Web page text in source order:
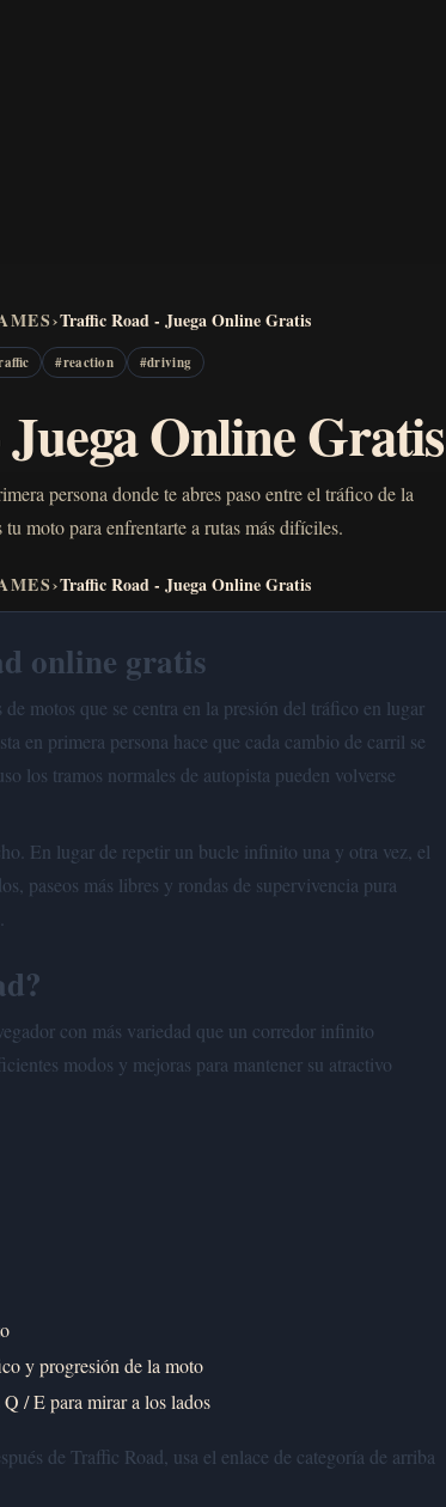
›Traffic Road - Juega Online Gratis
#reaction #driving
Online Gratis
persona donde te abres paso entre el tráfico de la
moto para enfrentarte a rutas más difíciles.
›Traffic Road - Juega Online Gratis
online gratis
motos que se centra en la presión del tráfico en lugar
en primera persona hace que cada cambio de carril se
los tramos normales de autopista pueden volverse
En lugar de repetir un bucle infinito una y otra vez, el
paseos más libres y rondas de supervivencia pura
con más variedad que un corredor infinito
modos y mejoras para mantener su atractivo
y progresión de la moto
/ E para mirar a los lados
de Traffic Road, usa el enlace de categoría de arriba